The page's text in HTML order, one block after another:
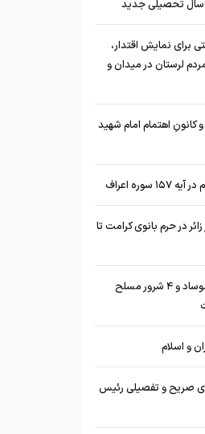
تحصیلی جدید
برای نمایش اقتدار،
لرستان در میدان و
کانونِ اهتمام امام شهید
۲۰ هزار زائر در حرم بانوی کرامت تا
بازداشت ۲۱ مزدور موساد و ۴ شرور مسلح
و اسلام
صریح و تفصیلی رئیس